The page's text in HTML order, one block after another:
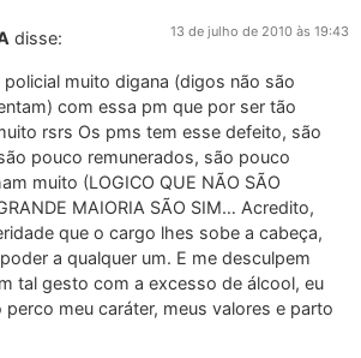
disse: 13 de julho de 2010 às 19:43
muito digana (digos não são
com essa pm que por ser tão
rsrs Os pms tem esse defeito, são
pouco remunerados, são pouco
muito (LOGICO QUE NÃO SÃO
MAIORIA SÃO SIM… Acredito,
que o cargo lhes sobe a cabeça,
a qualquer um. E me desculpem
tal gesto com a excesso de álcool, eu
meu caráter, meus valores e parto